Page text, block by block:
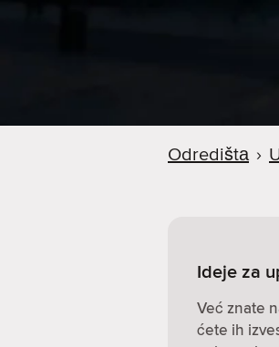
Odredištа ›
Ideje za
Već znate
ćete ih